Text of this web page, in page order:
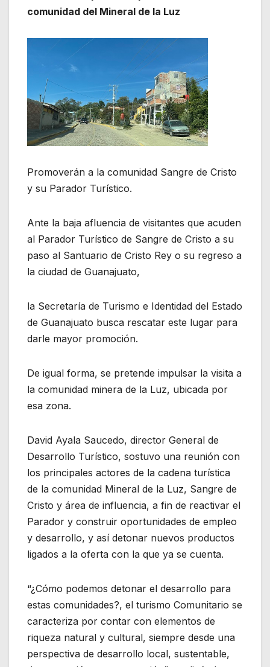
comunidad del Mineral de la Luz
Promoverán a la comunidad Sangre de Cristo
y su Parador Turístico.
Ante la baja afluencia de visitantes que acuden
al Parador Turístico de Sangre de Cristo a su
paso al Santuario de Cristo Rey o su regreso a
la ciudad de Guanajuato,
la Secretaría de Turismo e Identidad del Estado
de Guanajuato busca rescatar este lugar para
darle mayor promoción.
De igual forma, se pretende impulsar la visita a
la comunidad minera de la Luz, ubicada por
esa zona.
David Ayala Saucedo, director General de
Desarrollo Turístico, sostuvo una reunión con
los principales actores de la cadena turística
de la comunidad Mineral de la Luz, Sangre de
Cristo y área de influencia, a fin de reactivar el
Parador y construir oportunidades de empleo
y desarrollo, y así detonar nuevos productos
ligados a la oferta con la que ya se cuenta.
“¿Cómo podemos detonar el desarrollo para
estas comunidades?, el turismo Comunitario se
caracteriza por contar con elementos de
riqueza natural y cultural, siempre desde una
perspectiva de desarrollo local, sustentable,